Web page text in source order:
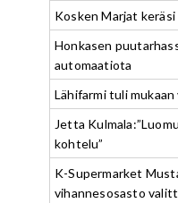
Kosken Marjat
Honkasen
automaatiota
Lähifarmi tuli
Jetta
kohtelu”
K-Supermarket
vihannesosasto